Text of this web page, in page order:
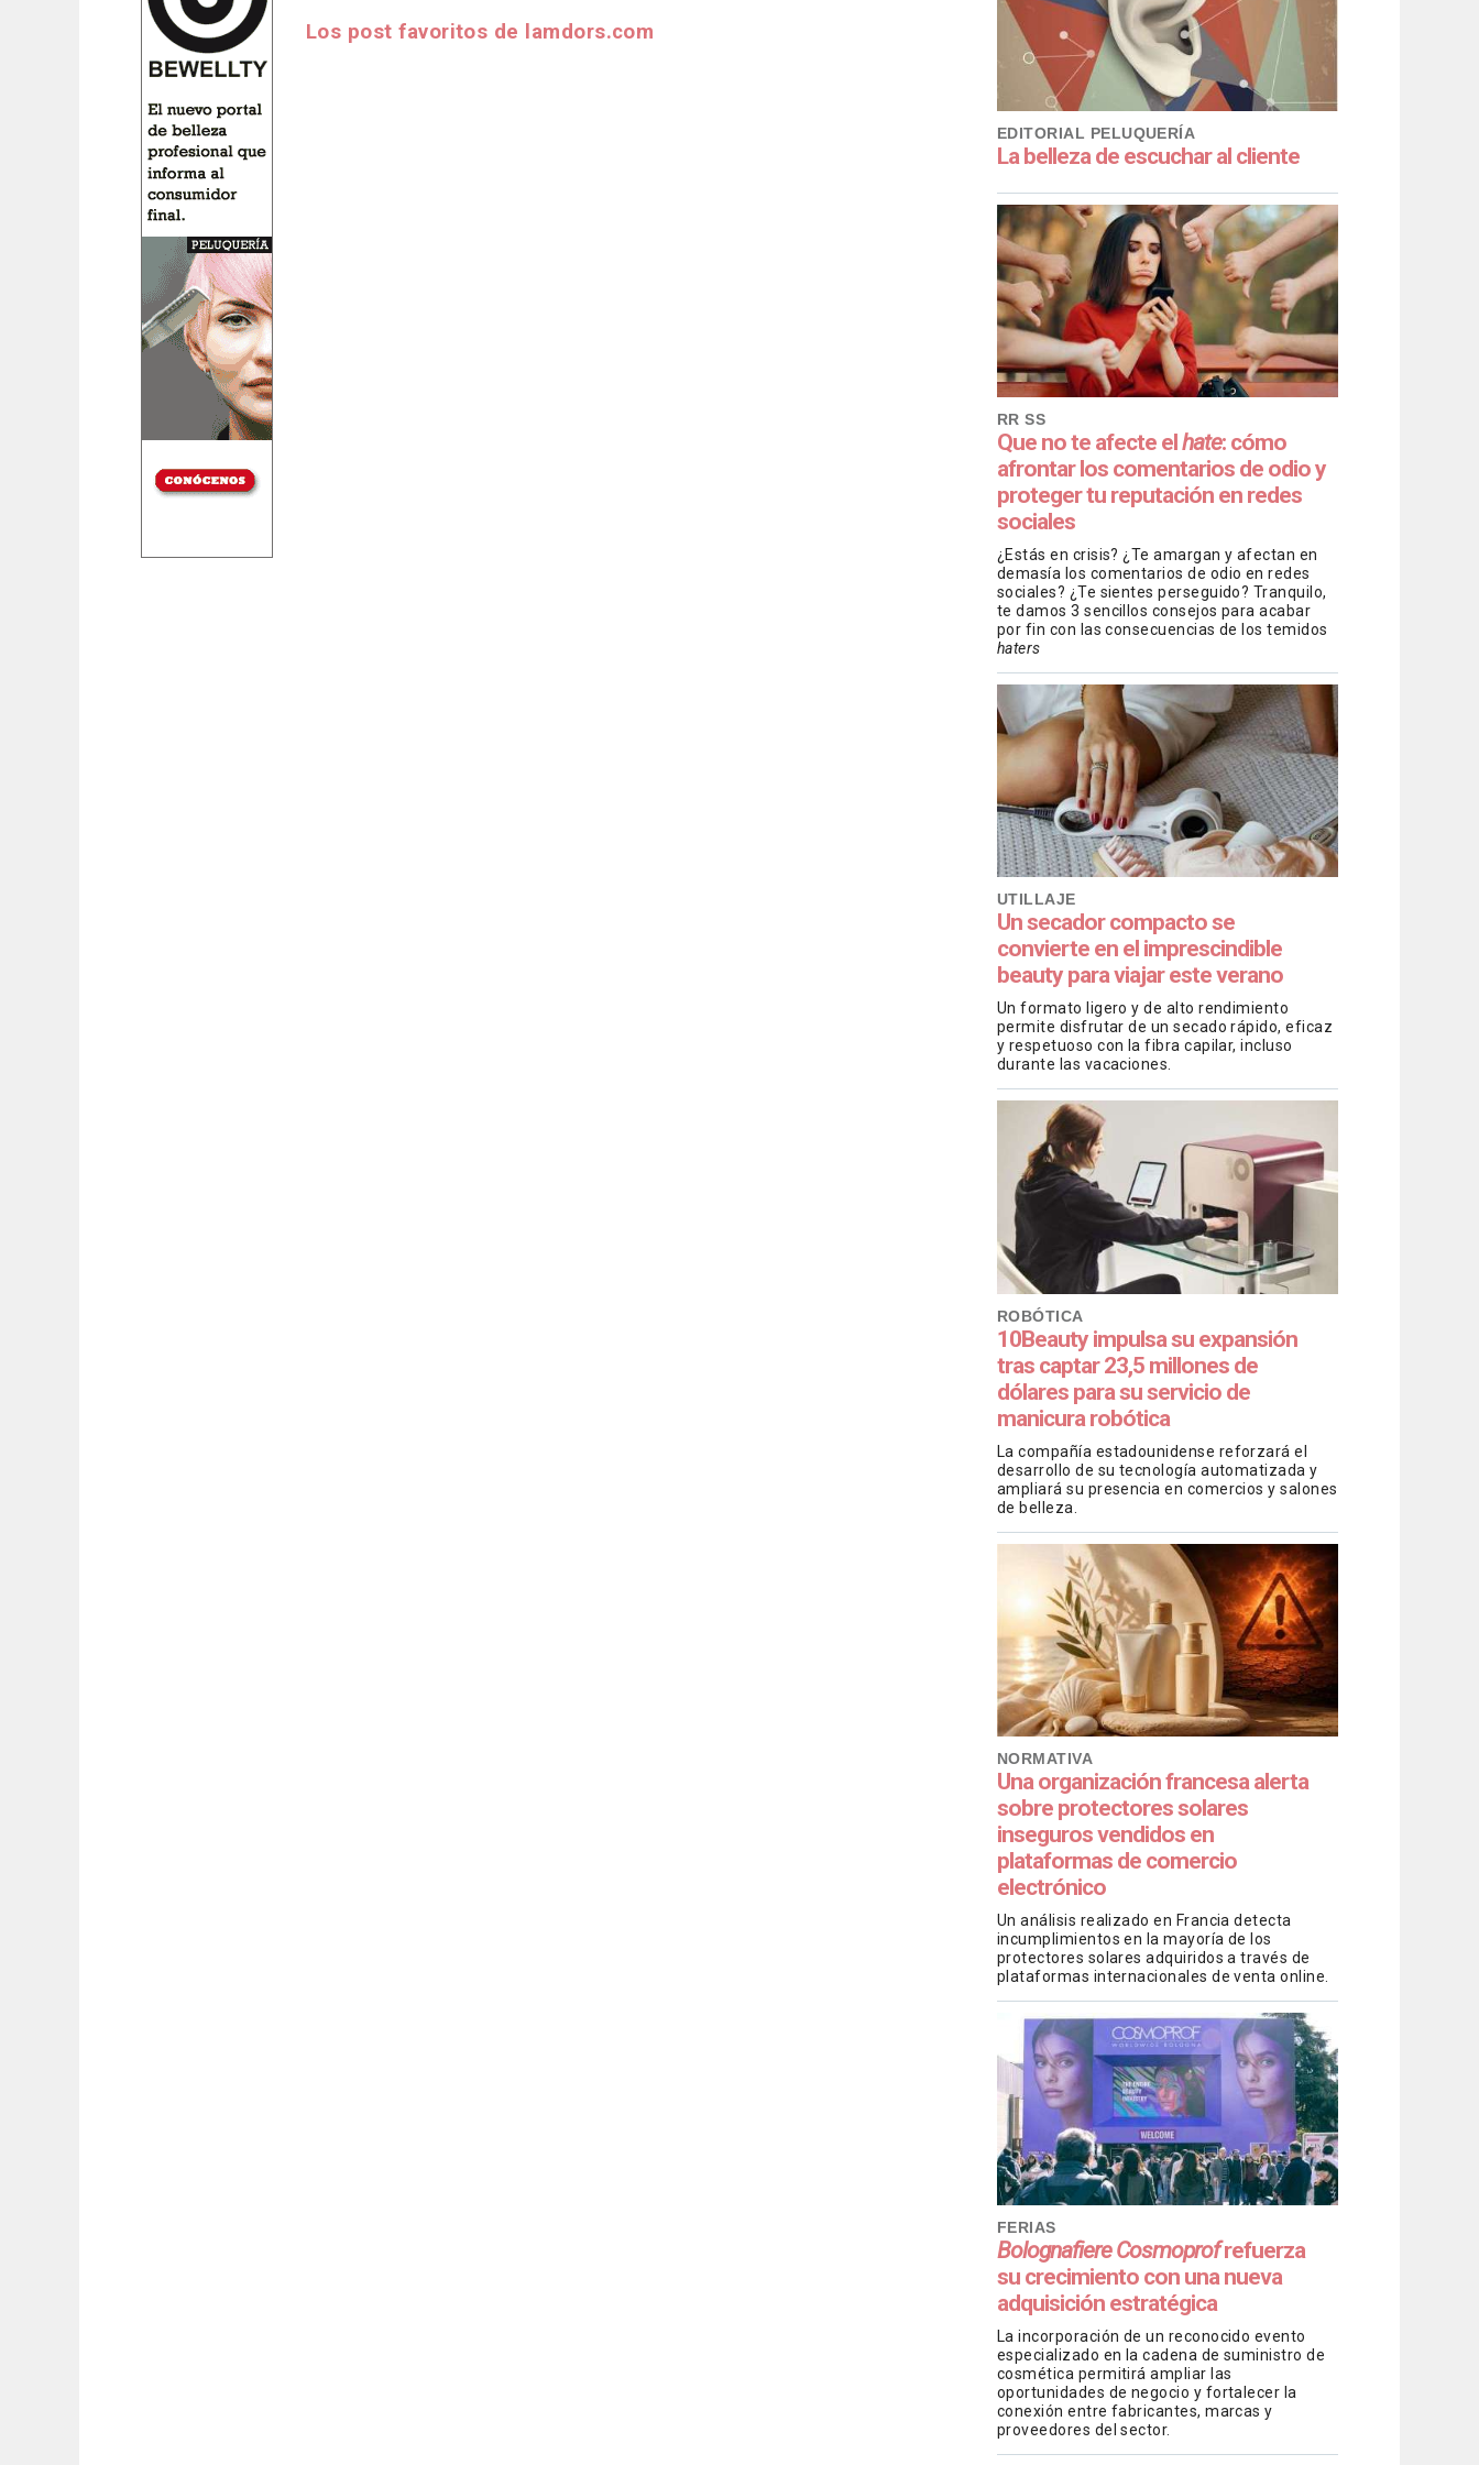
EDITORIAL PELUQUERÍA
La belleza de escuchar al cliente
RR SS
Que no te afecte elhate: cómo
afrontar los comentarios de odio y
proteger tu reputación en redes
sociales
¿Estás en crisis? ¿Te amargan y afectan en
demasía los comentarios de odio en redes
sociales? ¿Te sientes perseguido? Tranquilo,
te damos 3 sencillos consejos para acabar
por fin con las consecuencias de los temidos
haters
UTILLAJE
Un secador compacto se
convierte en el imprescindible
beauty para viajar este verano
Un formato ligero y de alto rendimiento
permite disfrutar de un secado rápido, eficaz
y respetuoso con la fibra capilar, incluso
durante las vacaciones.
ROBÓTICA
10Beauty impulsa su expansión
tras captar 23,5 millones de
dólares para su servicio de
manicura robótica
La compañía estadounidense reforzará el
desarrollo de su tecnología automatizada y
ampliará su presencia en comercios y salones
de belleza.
NORMATIVA
Una organización francesa alerta
sobre protectores solares
inseguros vendidos en
plataformas de comercio
electrónico
Un análisis realizado en Francia detecta
incumplimientos en la mayoría de los
protectores solares adquiridos a través de
plataformas internacionales de venta online.
FERIAS
Bolognafiere Cosmoprofrefuerza
su crecimiento con una nueva
adquisición estratégica
La incorporación de un reconocido evento
especializado en la cadena de suministro de
cosmética permitirá ampliar las
oportunidades de negocio y fortalecer la
conexión entre fabricantes, marcas y
proveedores del sector.
Los post favoritos de lamdors.com